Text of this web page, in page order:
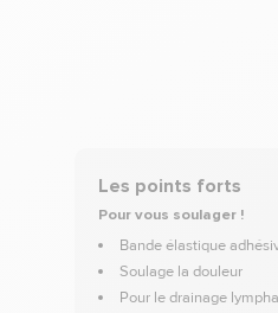
Les points forts
Pour vous soulager !
Bande élastique
Soulage la douleur
Pour le drainage